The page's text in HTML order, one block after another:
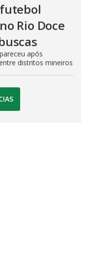
Rio Doce
após
distritos mineiros